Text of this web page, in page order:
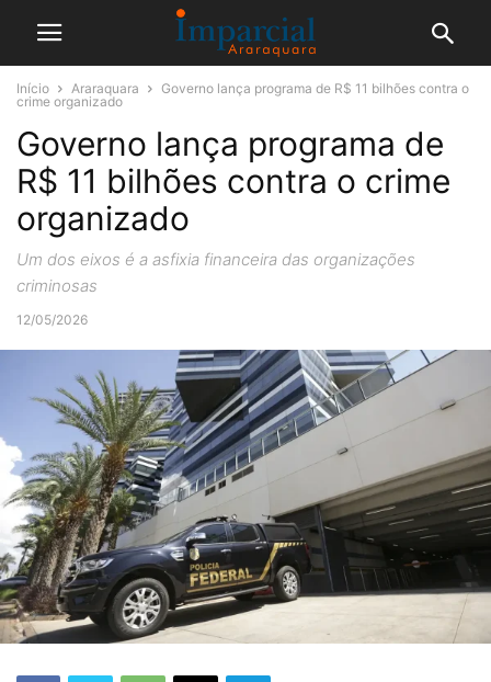
Início Araraquara
Governo lança programa de R$ 11 bilhões contra o
crime organizado
Governo lança programa de
R$ 11 bilhões contra o crime
organizado
Um dos eixos é a asfixia financeira das organizações
criminosas
12/05/2026